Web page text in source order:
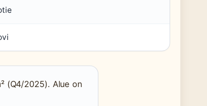
(Q4/2025). Alue on